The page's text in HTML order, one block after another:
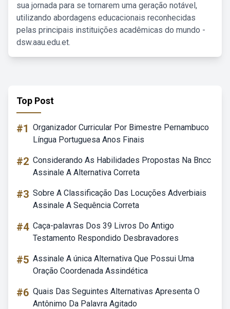
sua jornada para se tornarem uma geração notável,
utilizando abordagens educacionais reconhecidas
pelas principais instituições acadêmicas do mundo -
dsw.aau.edu.et.
Top Post
#1 Organizador Curricular Por Bimestre Pernambuco
Língua Portuguesa Anos Finais
#2 Considerando As Habilidades Propostas Na Bncc
Assinale A Alternativa Correta
#3 Sobre A Classificação Das Locuções Adverbiais
Assinale A Sequência Correta
#4 Caça-palavras Dos 39 Livros Do Antigo
Testamento Respondido Desbravadores
#5 Assinale A única Alternativa Que Possui Uma
Oração Coordenada Assindética
#6 Quais Das Seguintes Alternativas Apresenta O
Antônimo Da Palavra Agitado